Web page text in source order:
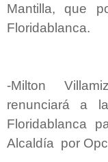
Mantilla, que
Floridablanca.
-Milton
renunciará a
Floridablanca
Alcaldía por